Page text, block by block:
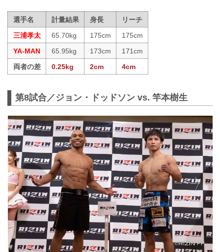
選手名 計量結果 身長
リーチ
三浦孝太
65.70kg 175cm
175cm
YA-MAN
65.95kg 173cm
171cm
両者の差
0.25kg 2cm 4cm
第8試合／ジョン・ドッドソン vs. 竿本樹生